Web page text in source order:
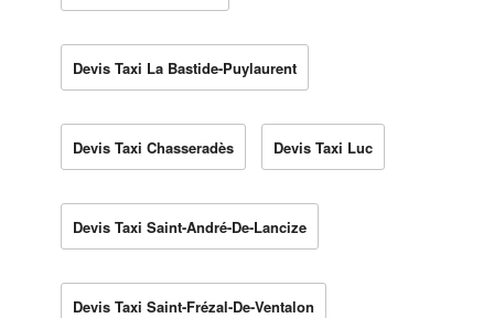
Devis Taxi La Bastide-Puylaurent
Devis Taxi Chasseradès Devis Taxi Luc
Devis Taxi Saint-André-De-Lancize
Devis Taxi Saint-Frézal-De-Ventalon